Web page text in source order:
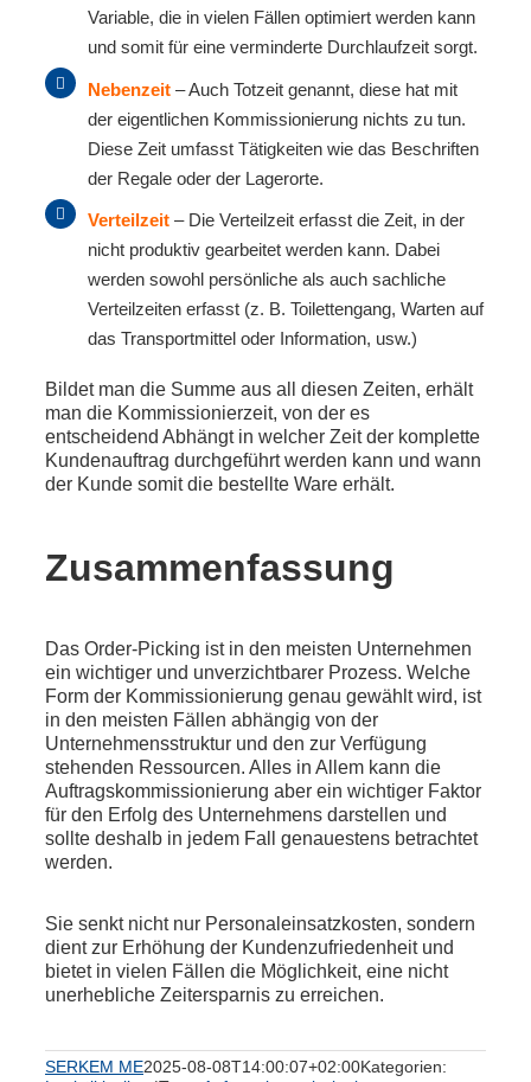
Variable, die in vielen Fällen optimiert werden kann
und somit für eine verminderte Durchlaufzeit sorgt.
Nebenzeit – Auch Totzeit genannt, diese hat mit
der eigentlichen Kommissionierung nichts zu tun.
Diese Zeit umfasst Tätigkeiten wie das Beschriften
der Regale oder der Lagerorte.
Verteilzeit – Die Verteilzeit erfasst die Zeit, in der
nicht produktiv gearbeitet werden kann. Dabei
werden sowohl persönliche als auch sachliche
Verteilzeiten erfasst (z. B. Toilettengang, Warten auf
das Transportmittel oder Information, usw.)
Bildet man die Summe aus all diesen Zeiten, erhält
man die Kommissionierzeit, von der es
entscheidend Abhängt in welcher Zeit der komplette
Kundenauftrag durchgeführt werden kann und wann
der Kunde somit die bestellte Ware erhält.
Zusammenfassung
Das Order-Picking ist in den meisten Unternehmen
ein wichtiger und unverzichtbarer Prozess. Welche
Form der Kommissionierung genau gewählt wird, ist
in den meisten Fällen abhängig von der
Unternehmensstruktur und den zur Verfügung
stehenden Ressourcen. Alles in Allem kann die
Auftragskommissionierung aber ein wichtiger Faktor
für den Erfolg des Unternehmens darstellen und
sollte deshalb in jedem Fall genauestens betrachtet
werden.
Sie senkt nicht nur Personaleinsatzkosten, sondern
dient zur Erhöhung der Kundenzufriedenheit und
bietet in vielen Fällen die Möglichkeit, eine nicht
unerhebliche Zeitersparnis zu erreichen.
SERKEM ME2025-08-08T14:00:07+02:00Kategorien: